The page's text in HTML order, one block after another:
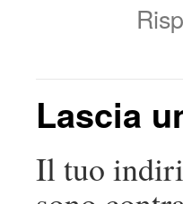
Lascia
Il tuo